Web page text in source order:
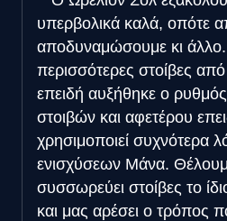
υπερβολικά καλά, οπότε
αποδυναμώσουμε κι
περισσότερες στοίβες
επειδή αυξήθηκε ο
στοιβών και αφετέρου
χρησιμοποιεί συχνότερα
ενισχύσεων Μάνα.
συσσωρεύει στοίβες το
και μας αρέσει ο τρόπος